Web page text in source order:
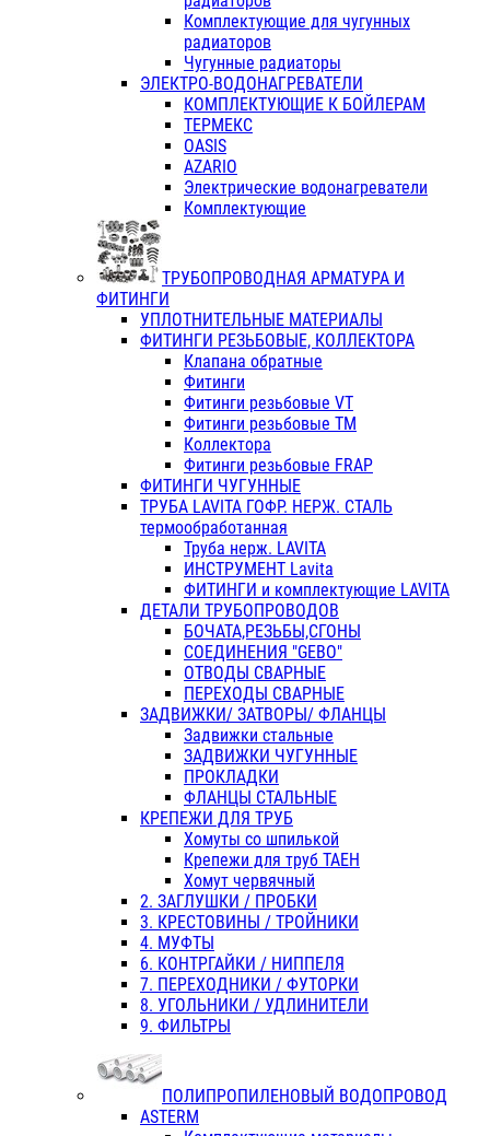
Комплектующие для чугунных
радиаторов
Чугунные радиаторы
ЭЛЕКТРО-ВОДОНАГРЕВАТЕЛИ
КОМПЛЕКТУЮЩИЕ К БОЙЛЕРАМ
ТЕРМЕКС
OASIS
AZARIO
Электрические водонагреватели
Комплектующие
ТРУБОПРОВОДНАЯ АРМАТУРА И
ФИТИНГИ
УПЛОТНИТЕЛЬНЫЕ МАТЕРИАЛЫ
ФИТИНГИ РЕЗЬБОВЫЕ, КОЛЛЕКТОРА
Клапана обратные
Фитинги
Фитинги резьбовые VT
Фитинги резьбовые ТМ
Коллектора
Фитинги резьбовые FRAP
ФИТИНГИ ЧУГУННЫЕ
ТРУБА LAVITA ГОФР. НЕРЖ. СТАЛЬ
термообработанная
Труба нерж. LAVITA
ИНСТРУМЕНТ Lavita
ФИТИНГИ и комплектующие LAVITA
ДЕТАЛИ ТРУБОПРОВОДОВ
БОЧАТА,РЕЗЬБЫ,СГОНЫ
СОЕДИНЕНИЯ "GEBO"
ОТВОДЫ СВАРНЫЕ
ПЕРЕХОДЫ СВАРНЫЕ
ЗАДВИЖКИ/ ЗАТВОРЫ/ ФЛАНЦЫ
Задвижки стальные
ЗАДВИЖКИ ЧУГУННЫЕ
ПРОКЛАДКИ
ФЛАНЦЫ СТАЛЬНЫЕ
КРЕПЕЖИ ДЛЯ ТРУБ
Хомуты со шпилькой
Крепежи для труб ТАЕН
Хомут червячный
2. ЗАГЛУШКИ / ПРОБКИ
3. КРЕСТОВИНЫ / ТРОЙНИКИ
4. МУФТЫ
6. КОНТРГАЙКИ / НИППЕЛЯ
7. ПЕРЕХОДНИКИ / ФУТОРКИ
8. УГОЛЬНИКИ / УДЛИНИТЕЛИ
9. ФИЛЬТРЫ
ПОЛИПРОПИЛЕНОВЫЙ ВОДОПРОВОД
ASTERM